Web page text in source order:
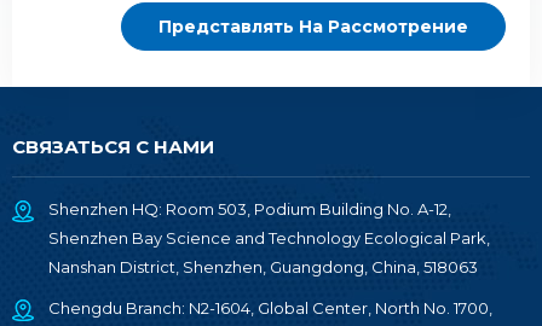
СВЯЗАТЬСЯ С НАМИ
Shenzhen HQ: Room 503, Podium Building No. A-12,
Shenzhen Bay Science and Technology Ecological Park,
Nanshan District, Shenzhen, Guangdong, China, 518063
Chengdu Branch: N2-1604, Global Center, North No. 1700,